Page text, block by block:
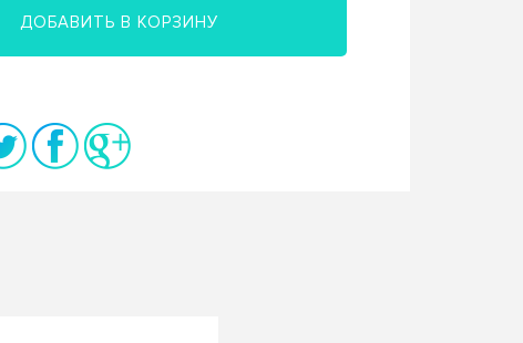
ДОБАВИТЬ В КОРЗИНУ